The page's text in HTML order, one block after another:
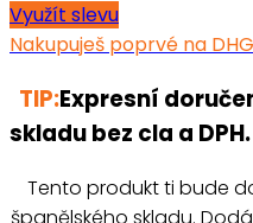
Využít slevu
Nakupuješ poprvé na
TIP:Expresní
skladu bez cla a DPH.
Tento produkt ti bude
španělského skladu.